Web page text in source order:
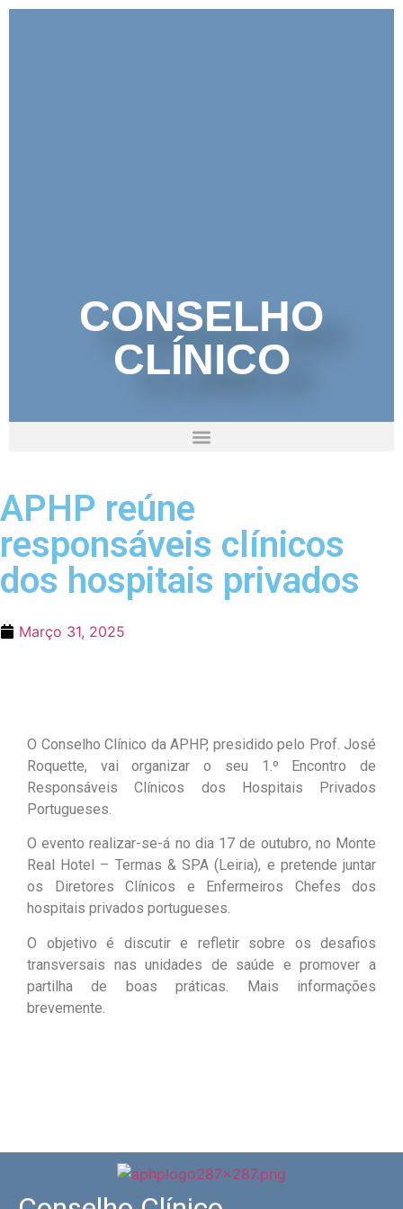
CONSELHO
CLÍNICO
APHP reúne
responsáveis clínicos
dos hospitais privados
Março 31, 2025
O Conselho Clínico da APHP, presidido pelo Prof. José
Roquette, vai organizar o seu 1.º Encontro de
Responsáveis Clínicos dos Hospitais Privados
Portugueses.
O evento realizar-se-á no dia 17 de outubro, no Monte
Real Hotel – Termas & SPA (Leiria), e pretende juntar
os Diretores Clínicos e Enfermeiros Chefes dos
hospitais privados portugueses.
O objetivo é discutir e refletir sobre os desafios
transversais nas unidades de saúde e promover a
partilha de boas práticas. Mais informações
brevemente.